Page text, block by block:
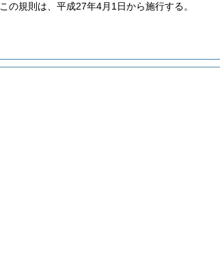
この規則は、平成27年4月1日から施行する。